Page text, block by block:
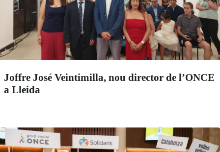
Joffre José Veintimilla, nou director de l’ONCE
a Lleida